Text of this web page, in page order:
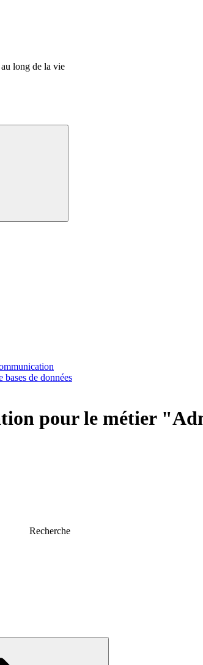
long de la vie
de données
pour le métier
Recherche